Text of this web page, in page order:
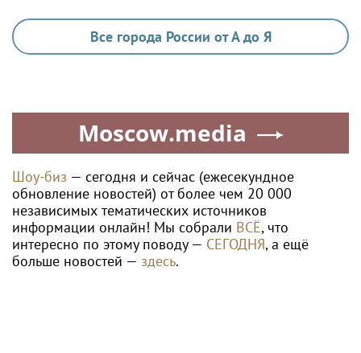
Все города России от А до Я
Moscow.media
Шоу-биз — сегодня и сейчас (ежесекундное
обновление новостей) от более чем 20 000
независимых тематических источников
информации онлайн! Мы собрали ВСЁ, что
интересно по этому поводу — СЕГОДНЯ, а ещё
больше новостей — здесь.